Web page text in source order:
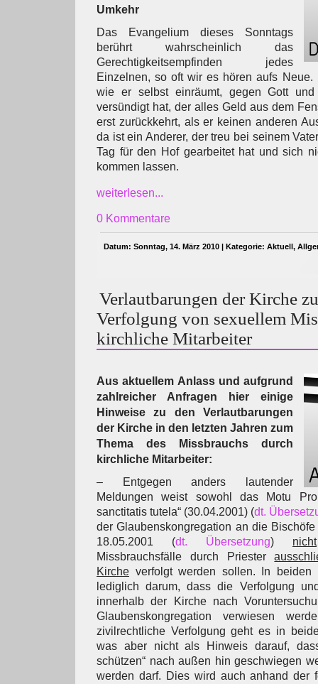
Umkehr
Das Evangelium dieses Sonntags
berührt wahrscheinlich das
Gerechtigkeitsempfinden jedes
Einzelnen, so oft wir es hören aufs
wie er selbst einräumt, gegen Gott
versündigt hat, der alles Geld aus dem
erst zurückkehrt, als er keinen anderen
da ist ein Anderer, der treu bei seinem
Tag für den Hof gearbeitet hat und sich
kommen lassen.
weiterlesen...
0 Kommentare
Datum: Sonntag, 14. März 2010 | Kategorie: Aktuell,
Verlautbarungen der Kirche
Verfolgung von sexuellem
kirchliche Mitarbeiter
Aus aktuellem Anlass und aufgrund
zahlreicher Anfragen hier einige
Hinweise zu den Verlautbarungen
der Kirche in den letzten Jahren zum
Thema des Missbrauchs durch
kirchliche Mitarbeiter:
– Entgegen anders lautender
Meldungen weist sowohl das Motu
sanctitatis tutela“ (30.04.2001) (dt.
der Glaubenskongregation an die
18.05.2001 (dt. Übersetzung) nicht
Missbrauchsfälle durch Priester
Kirche verfolgt werden sollen. In beiden
lediglich darum, dass die Verfolgung
innerhalb der Kirche nach
Glaubenskongregation verwiesen
zivilrechtliche Verfolgung geht es in
was aber nicht als Hinweis darauf,
schützen“ nach außen hin geschwiegen
werden darf. Dies wird auch anhand der